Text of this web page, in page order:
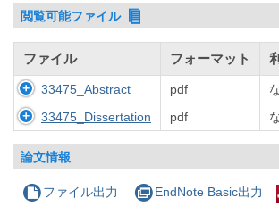
閲覧可能ファイル
ファイル フォーマット
33475_Abstract pdf
33475_Dissertation
pdf
論文情報
ファイル出力 EndNote Basic出力